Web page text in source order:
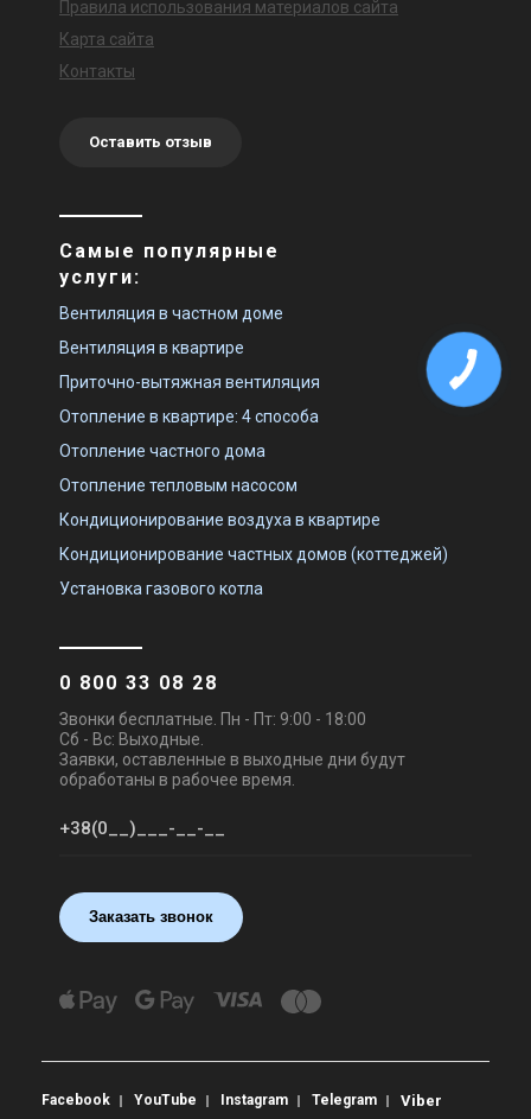
Правила использования материалов сайта
Карта сайта
Контакты
Оставить отзыв
Самые популярные
услуги:
Вентиляция в частном доме
Вентиляция в квартире
Приточно-вытяжная вентиляция
Отопление в квартире: 4 способа
Отопление частного дома
Отопление тепловым насосом
Кондиционирование воздуха в квартире
Кондиционирование частных домов (коттеджей)
Установка газового котла
0 800 33 08 28
Звонки бесплатные. Пн - Пт: 9:00 - 18:00
Сб - Вс: Выходные.
Заявки, оставленные в выходные дни будут
обработаны в рабочее время.
Заказать звонок
Facebook YouTube Instagram Telegram Viber